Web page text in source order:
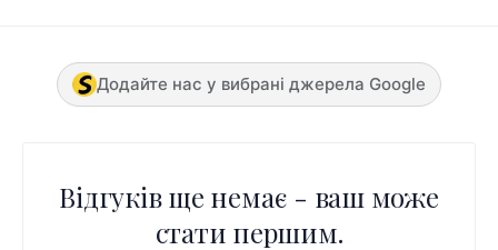
Додайте нас у вибрані джерела Google
Відгуків ще немає - ваш може
стати першим.